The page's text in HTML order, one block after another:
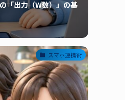
「出力（W数）」の基
スマホ連携術